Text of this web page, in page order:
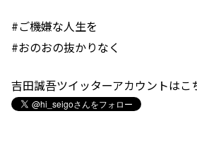
#ご機嫌な人生を
#おのおの抜かりなく
吉田誠吾ツイッターアカウントはこ